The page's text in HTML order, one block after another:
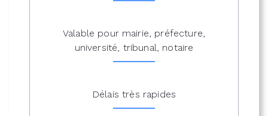
Valable pour mairie, préfecture,
université, tribunal, notaire
Délais très rapides